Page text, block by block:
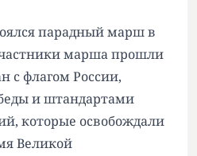
парадный марш в
марша прошли
с флагом России,
и штандартами
которые освобождали
Великой